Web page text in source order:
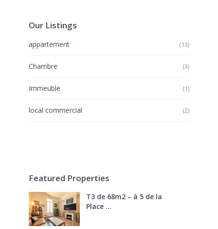
Our Listings
appartement (13)
Chambre (3)
Immeuble (1)
local commercial (2)
Featured Properties
T3 de 68m2 – à 5 de la
Place ...